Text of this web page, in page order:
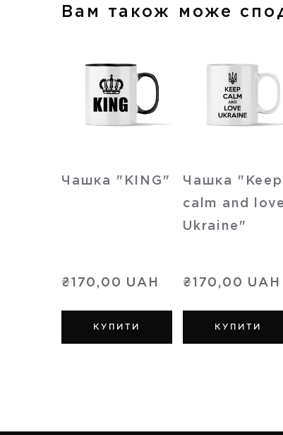
Вам також може
Чашка "KING"
₴170,00 UAH
КУПИТИ
Чашка "Keep
calm and love
Ukraine"
₴170,00 UAH
КУПИТИ